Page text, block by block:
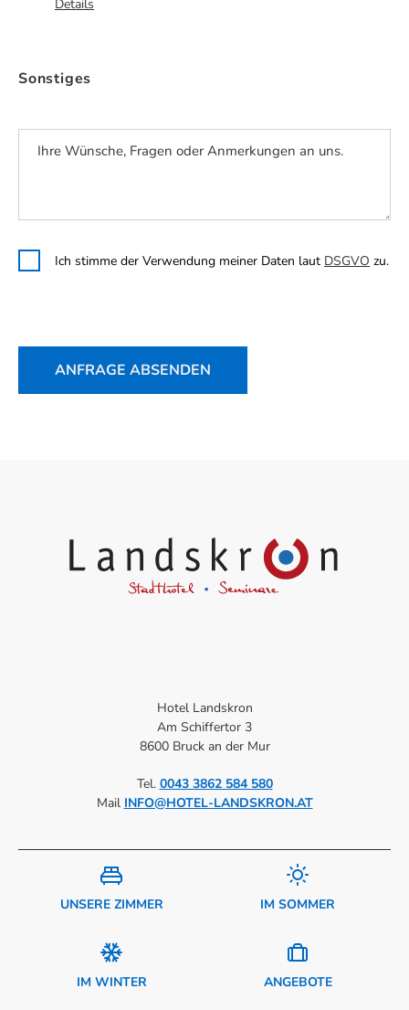
Details
Sonstiges
Ich stimme der Verwendung meiner Daten laut DSGVO zu.
Hotel Landskron
Am Schiffertor 3
8600 Bruck an der Mur
Tel. 0043 3862 584 580
Mail INFO@HOTEL-LANDSKRON.AT
UNSERE ZIMMER IM SOMMER
IM WINTER ANGEBOTE